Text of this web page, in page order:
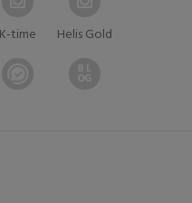
K-time Helis Gold